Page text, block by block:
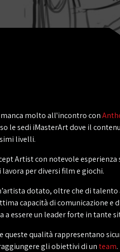
manca molto all'incontro con
le sedi iMasterArt dove il
livelli.
Artist con notevole esperienza
per diversi film e giochi.
dotato, oltre che di
capacità di comunicazione e
a essere un leader forte in tante
queste qualità rappresentano
gli obiettivi di unteam.